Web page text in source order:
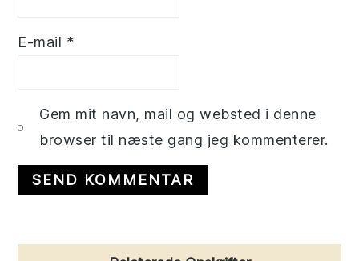
E-mail *
Gem mit navn, mail og websted i denne
browser til næste gang jeg kommenterer.